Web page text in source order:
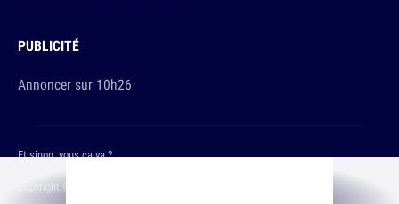
PUBLICITÉ
Annoncer sur 10h26
Copyright © 2026 The Original Publishing Studio
Et sinon, vous ça va ?